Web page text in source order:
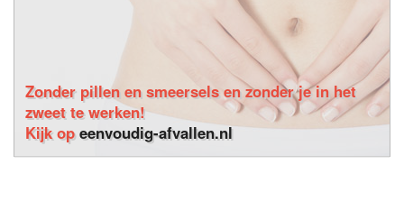
Zonder pillen en smeersels en zonder je in het
zweet te werken!
Kijk opeenvoudig-afvallen.nl